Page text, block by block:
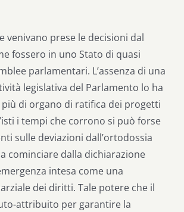
venivano prese le decisioni dal
fossero in uno Stato di quasi
parlamentari. L’assenza di una
legislativa del Parlamento lo ha
di organo di ratifica dei progetti
i tempi che corrono si può forse
sulle deviazioni dall’ortodossia
cominciare dalla dichiarazione
intesa come una
dei diritti. Tale potere che il
attribuito per garantire la